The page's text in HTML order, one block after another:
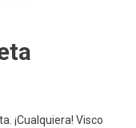
¡Cualquiera! Visco